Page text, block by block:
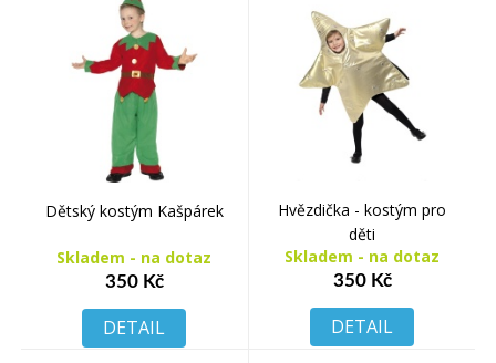
Dětský kostým Kašpárek
Skladem - na dotaz
350 Kč
DETAIL
Hvězdička - kostým pro
děti
Skladem - na dotaz
350 Kč
DETAIL